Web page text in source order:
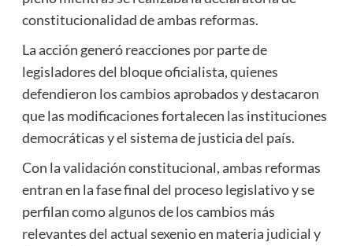
constitucionalidad de ambas reformas.
La acción generó reacciones por parte de
legisladores del bloque oficialista, quienes
defendieron los cambios aprobados y destacaron
que las modificaciones fortalecen las instituciones
democráticas y el sistema de justicia del país.
Con la validación constitucional, ambas reformas
entran en la fase final del proceso legislativo y se
perfilan como algunos de los cambios más
relevantes del actual sexenio en materia judicial y